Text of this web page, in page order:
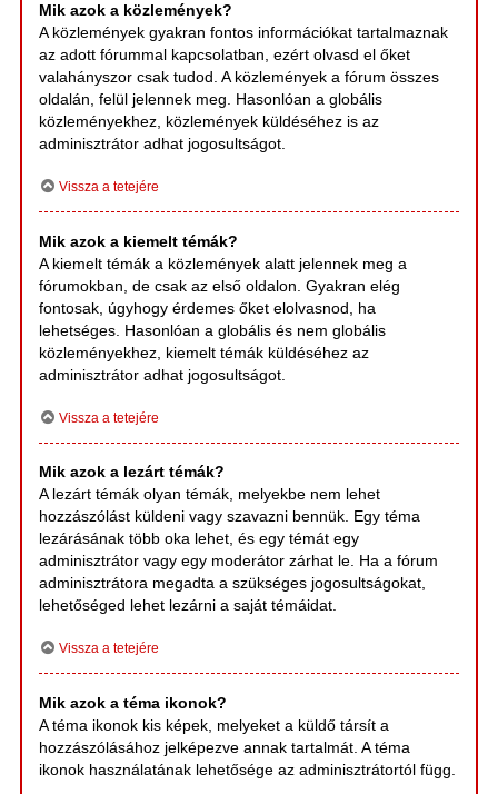
Mik azok a közlemények?
A közlemények gyakran fontos információkat tartalmaznak
az adott fórummal kapcsolatban, ezért olvasd el őket
valahányszor csak tudod. A közlemények a fórum összes
oldalán, felül jelennek meg. Hasonlóan a globális
közleményekhez, közlemények küldéséhez is az
adminisztrátor adhat jogosultságot.
Vissza a tetejére
Mik azok a kiemelt témák?
A kiemelt témák a közlemények alatt jelennek meg a
fórumokban, de csak az első oldalon. Gyakran elég
fontosak, úgyhogy érdemes őket elolvasnod, ha
lehetséges. Hasonlóan a globális és nem globális
közleményekhez, kiemelt témák küldéséhez az
adminisztrátor adhat jogosultságot.
Vissza a tetejére
Mik azok a lezárt témák?
A lezárt témák olyan témák, melyekbe nem lehet
hozzászólást küldeni vagy szavazni bennük. Egy téma
lezárásának több oka lehet, és egy témát egy
adminisztrátor vagy egy moderátor zárhat le. Ha a fórum
adminisztrátora megadta a szükséges jogosultságokat,
lehetőséged lehet lezárni a saját témáidat.
Vissza a tetejére
Mik azok a téma ikonok?
A téma ikonok kis képek, melyeket a küldő társít a
hozzászólásához jelképezve annak tartalmát. A téma
ikonok használatának lehetősége az adminisztrátortól függ.